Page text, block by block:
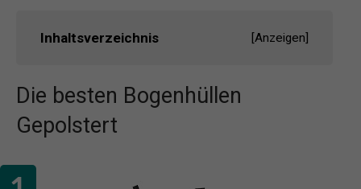
Inhaltsverzeichnis [Anzeigen]
Die besten Bogenhüllen
Gepolstert